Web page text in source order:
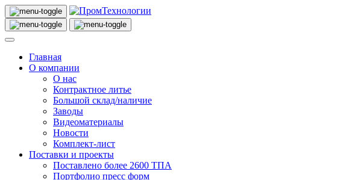
Главная
О компании
О нас
Контрактное литье
Большой склад/наличие
Заводы
Видеоматериалы
Новости
Комплект-лист
Поставки и проекты
Поставлено более 2600 ТПА
Портфолио пресс форм